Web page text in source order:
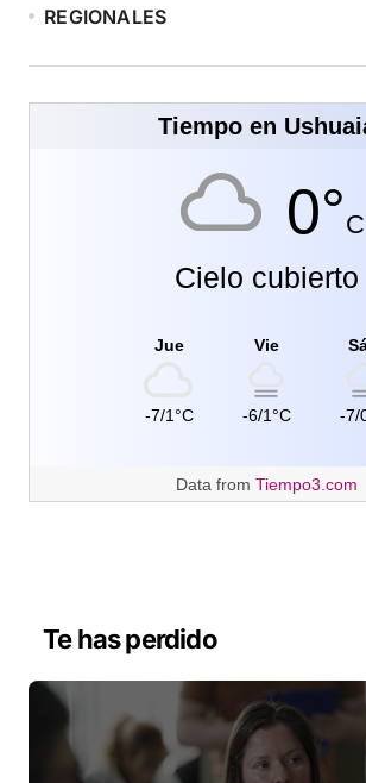
REGIONALES
Tiempo en
0°C
Cielo cubierto
Jue
-7/1°C
Vie
-6/1°C -7/
Data from Tiempo3.com
Te has perdido